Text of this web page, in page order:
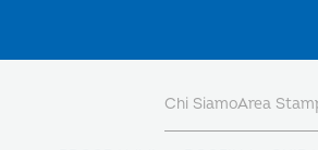
Chi SiamoArea